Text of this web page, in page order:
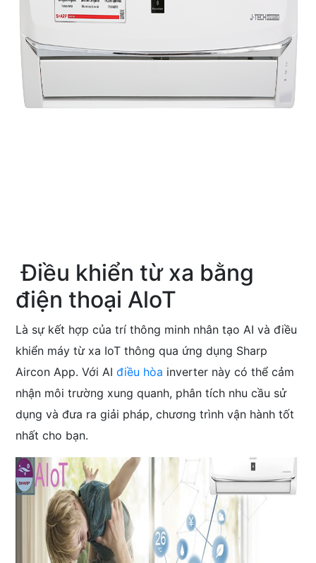
Điều khiển từ xa bằng
điện thoại AloT
Là sự kết hợp của trí thông minh nhân tạo AI và điều
khiển máy từ xa IoT thông qua ứng dụng Sharp
Aircon App. Với AIđiều hòa inverter này có thể cảm
nhận môi trường xung quanh, phân tích nhu cầu sử
dụng và đưa ra giải pháp, chương trình vận hành tốt
nhất cho bạn.